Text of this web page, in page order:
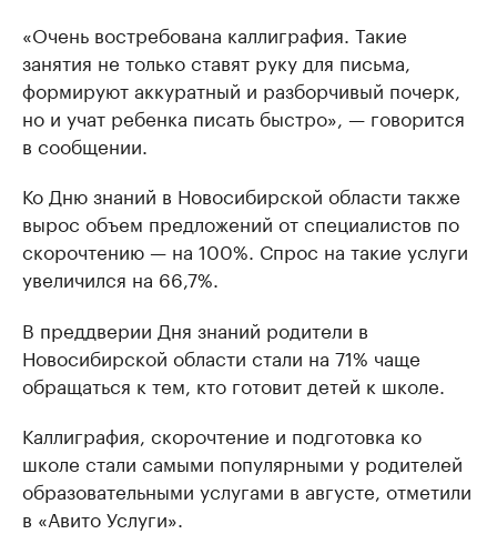
«Очень востребована каллиграфия. Такие
занятия не только ставят руку для письма,
формируют аккуратный и разборчивый почерк,
но и учат ребенка писать быстро», — говорится
в сообщении.
Ко Дню знаний в Новосибирской области также
вырос объем предложений от специалистов по
скорочтению — на 100%. Спрос на такие услуги
увеличился на 66,7%.
В преддверии Дня знаний родители в
Новосибирской области стали на 71% чаще
обращаться к тем, кто готовит детей к школе.
Каллиграфия, скорочтение и подготовка ко
школе стали самыми популярными у родителей
образовательными услугами в августе, отметили
в «Авито Услуги».